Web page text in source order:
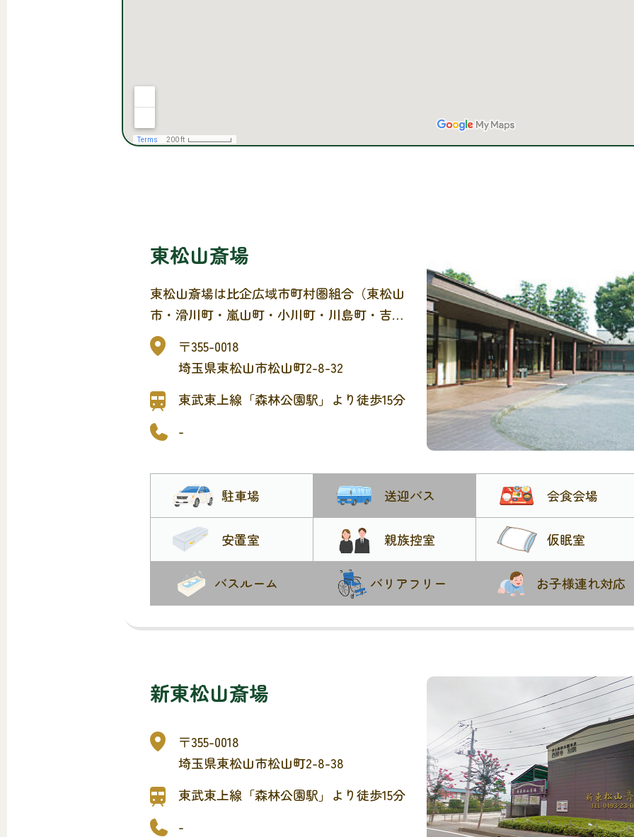
東松山斎場
東松山斎場は比企広域市町村圏組合（東松山
市・滑川町・嵐山町・小川町・川島町・吉見
町・ときがわ町・東秩父村）が管理するお通
夜から火葬まで一貫して行うことができる葬
儀施設です。
※関係市町村以外の方はご利用いただけませ
ん。
〒355-0018
埼玉県東松山市松山町2-8-32
東武東上線「森林公園駅」より徒歩15分
-
駐車場 送迎バス 会食会場
安置室 親族控室 仮眠室
バスルーム バリアフリー お子様連れ対応
新東松山斎場
〒355-0018
埼玉県東松山市松山町2-8-38
東武東上線「森林公園駅」より徒歩15分
-